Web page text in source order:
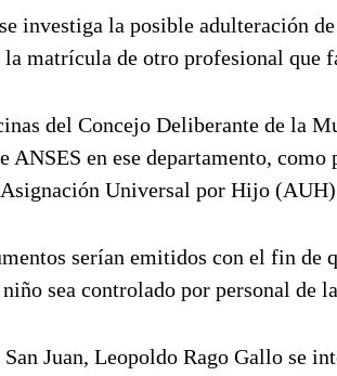
investiga la posible adulteración
matrícula de otro profesional que
del Concejo Deliberante de la
ANSES en ese departamento,
Universal por Hijo
serían emitidos con el fin de
sea controlado por personal de
Juan, Leopoldo Rago Gallo se